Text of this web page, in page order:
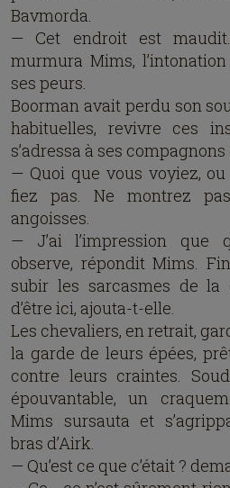
Bavmorda.
— Cet endroit est
murmura Mims,
ses peurs.
Boorman avait perdu son
habituelles, revivre ces
s’adressa à ses compagnons
— Quoi que vous voyiez,
fiez pas. Ne montrez
angoisses.
— J’ai l’impression que
observe, répondit Mims.
subir les sarcasmes de la
d’être ici, ajouta-t-elle.
Les chevaliers, en retrait,
la garde de leurs épées,
contre leurs craintes.
épouvantable, un
Mims sursauta et
bras d’Airk.
— Qu’est ce que c’était ?